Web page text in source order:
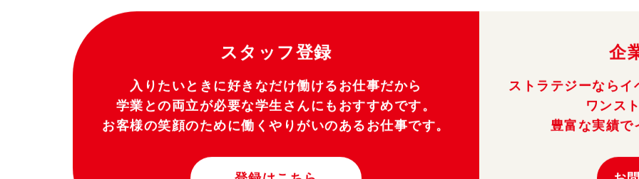
スタッフ登録
入りたいときに好きなだけ働けるお仕事だから
学業との両立が必要な学生さんにもおすすめです。
お客様の笑顔のために働くやりがいのあるお仕事です。
企
ストラテジーなら
ワンス
豊富な実績で